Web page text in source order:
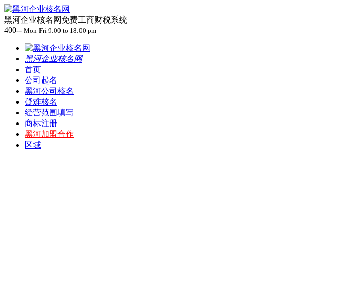
黑河企业核名网免费工商财税系统
400-- Mon-Fri 9:00 to 18:00 pm
黑河企业核名网
首页
公司起名
黑河公司核名
疑难核名
经营范围填写
商标注册
黑河加盟合作
区域